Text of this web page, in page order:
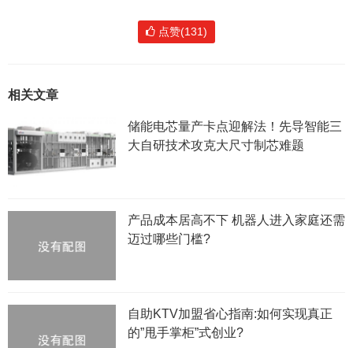
点赞(131)
相关文章
储能电芯量产卡点迎解法！先导智能三
大自研技术攻克大尺寸制芯难题
产品成本居高不下 机器人进入家庭还需
迈过哪些门槛?
自助KTV加盟省心指南:如何实现真正
的”甩手掌柜”式创业?